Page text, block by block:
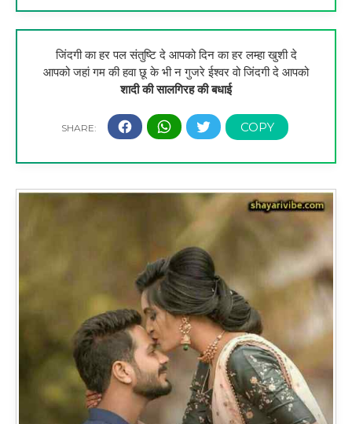
जिंदगी का हर पल संतुष्टि दे आपको दिन का हर लम्हा खुशी दे
आपको जहां गम की हवा छू के भी न गुजरे ईश्वर वो जिंदगी दे आपको
शादी की सालगिरह की बधाई